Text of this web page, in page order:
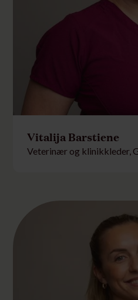
Vitalija Barstiene
Veterinær og klinikkleder,